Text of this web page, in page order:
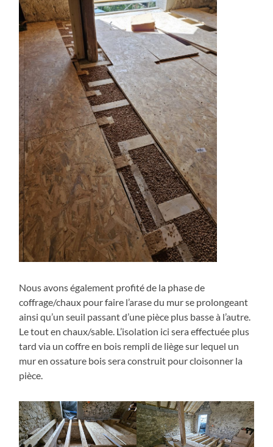
Nous avons également profité de la phase de
coffrage/chaux pour faire l’arase du mur se prolongeant
ainsi qu’un seuil passant d’une pièce plus basse à l’autre.
Le tout en chaux/sable. L’isolation ici sera effectuée plus
tard via un coffre en bois rempli de liège sur lequel un
mur en ossature bois sera construit pour cloisonner la
pièce.